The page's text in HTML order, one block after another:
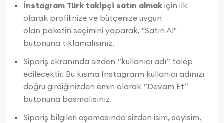
İnstagram Türk takipçi satın almak için ilk
olarak profilinize ve bütçenize uygun
olan paketin seçimini yaparak, "Satın Al"
butonuna tıklamalısınız.
Sipariş ekranında sizden ‘’kullanıcı adı’’ talep
edilecektir. Bu kısma Instagrarm kullanıcı adınızı
doğru girdiğinizden emin olarak ‘’Devam Et’’
butonuna basmalısınız.
Sipariş bilgileri aşamasında sizden isim, soyisim,